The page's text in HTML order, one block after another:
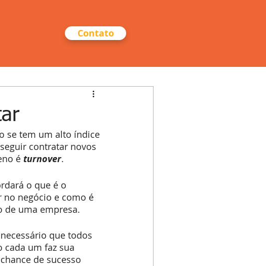
Contato
se tem um alto índice
contratar novos
é turnover.
o que é o
negócio e como é
de uma empresa.
que todos
um faz sua
de sucesso